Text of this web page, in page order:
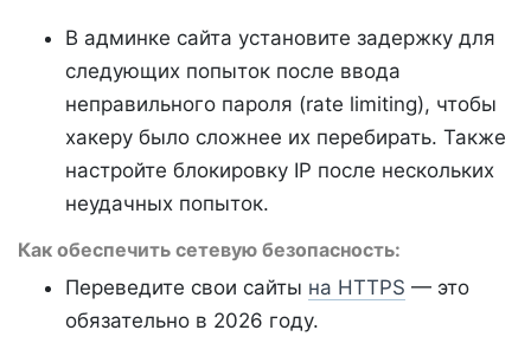
В админке сайта установите задержку для
следующих попыток после ввода
неправильного пароля (rate limiting), чтобы
хакеру было сложнее их перебирать. Также
настройте блокировку IP после нескольких
неудачных попыток.
Как обеспечить сетевую безопасность:
Переведите свои сайты на HTTPS — это
обязательно в 2026 году.